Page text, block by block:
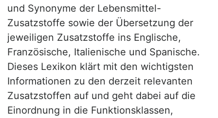
und Synonyme der Lebensmittel-
Zusatzstoffe sowie der Übersetzung der
jeweiligen Zusatzstoffe ins Englische,
Französische, Italienische und Spanische.
Dieses Lexikon klärt mit den wichtigsten
Informationen zu den derzeit relevanten
Zusatzstoffen auf und geht dabei auf die
Einordnung in die Funktionsklassen,